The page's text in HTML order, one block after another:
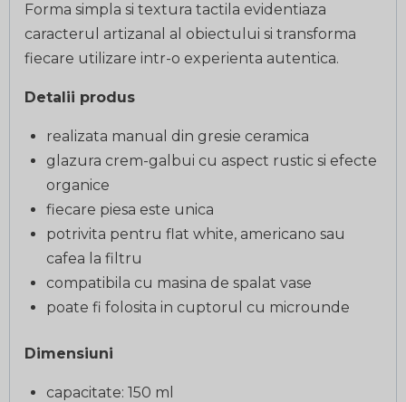
Forma simpla si textura tactila evidentiaza
caracterul artizanal al obiectului si transforma
fiecare utilizare intr-o experienta autentica.
Detalii produs
realizata manual din gresie ceramica
glazura crem-galbui cu aspect rustic si efecte
organice
fiecare piesa este unica
potrivita pentru flat white, americano sau
cafea la filtru
compatibila cu masina de spalat vase
poate fi folosita in cuptorul cu microunde
Dimensiuni
capacitate: 150 ml